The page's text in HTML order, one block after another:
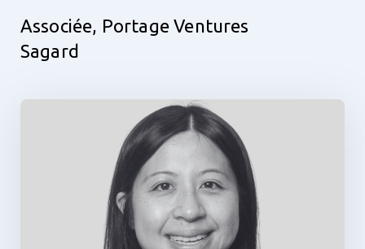
Associée, Portage Ventures
Sagard